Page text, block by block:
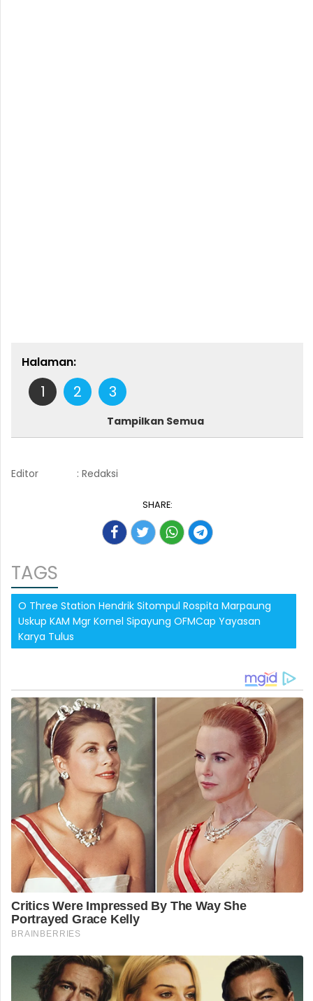
Halaman:
1 2 3
Tampilkan Semua
Editor : Redaksi
SHARE:
TAGS
O Three Station Hendrik Sitompul Rospita Marpaung
Uskup KAM Mgr Kornel Sipayung OFMCap Yayasan
Karya Tulus